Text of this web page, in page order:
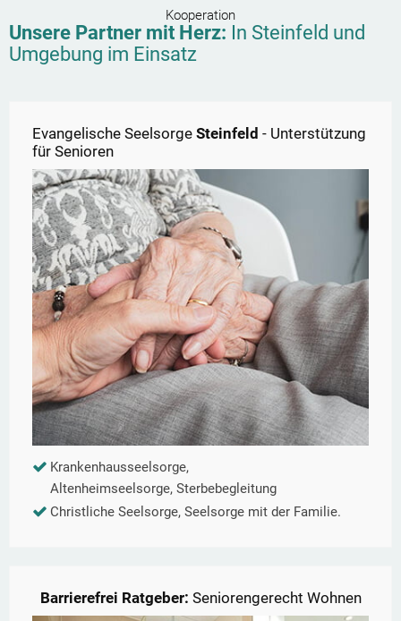
Kooperation
Unsere Partner mit Herz: In Steinfeld und
Umgebung im Einsatz
Evangelische Seelsorge Steinfeld - Unterstützung
für Senioren
Krankenhausseelsorge,
Altenheimseelsorge, Sterbebegleitung
Christliche Seelsorge, Seelsorge mit der Familie.
Barrierefrei Ratgeber: Seniorengerecht Wohnen